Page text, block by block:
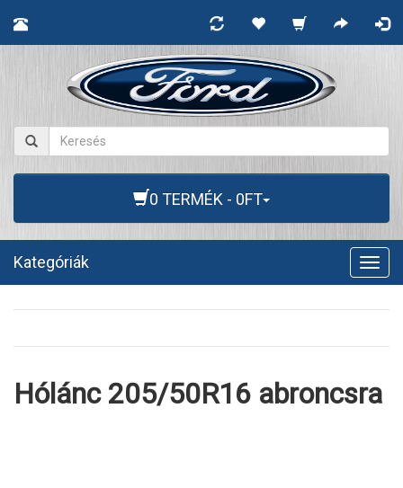
0 TERMÉK - 0FT
Kategóriák
Hólánc 205/50R16 abroncsra